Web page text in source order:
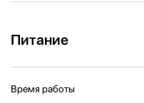
Питание
Время работы